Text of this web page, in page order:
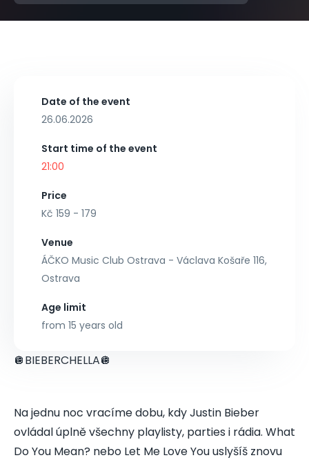
Date of the event
26.06.2026
Start time of the event
21:00
Price
Kč 159 - 179
Venue
ÁČKO Music Club Ostrava - Václava Košaře 116,
Ostrava
Age limit
from 15 years old
🪩BIEBERCHELLA🪩
Na jednu noc vracíme dobu, kdy Justin Bieber
ovládal úplně všechny playlisty, parties i rádia. What
Do You Mean? nebo Let Me Love You uslyšíš znovu